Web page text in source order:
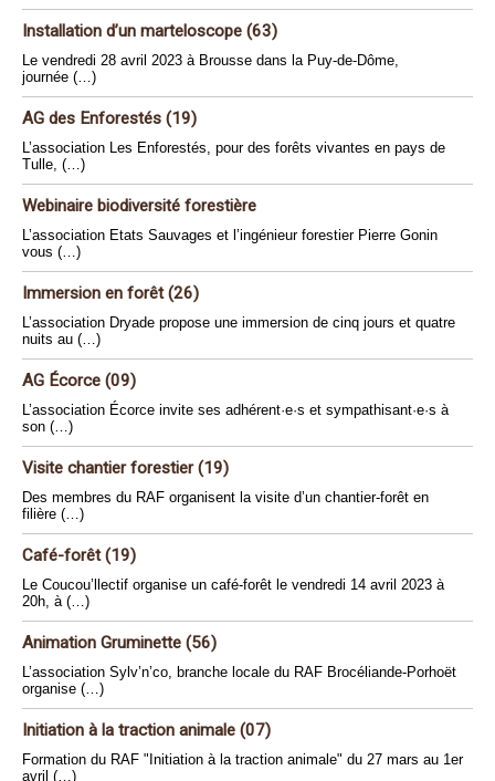
Installation d’un marteloscope (63)
Le vendredi 28 avril 2023 à Brousse dans la Puy-de-Dôme,
journée (…)
AG des Enforestés (19)
L’association Les Enforestés, pour des forêts vivantes en pays de
Tulle, (…)
Webinaire biodiversité forestière
L’association Etats Sauvages et l’ingénieur forestier Pierre Gonin
vous (…)
Immersion en forêt (26)
L’association Dryade propose une immersion de cinq jours et quatre
nuits au (…)
AG Écorce (09)
L’association Écorce invite ses adhérent·e·s et sympathisant·e·s à
son (…)
Visite chantier forestier (19)
Des membres du RAF organisent la visite d’un chantier-forêt en
filière (…)
Café-forêt (19)
Le Coucou’llectif organise un café-forêt le vendredi 14 avril 2023 à
20h, à (…)
Animation Gruminette (56)
L’association Sylv’n’co, branche locale du RAF Brocéliande-Porhoët
organise (…)
Initiation à la traction animale (07)
Formation du RAF "Initiation à la traction animale" du 27 mars au 1er
avril (…)